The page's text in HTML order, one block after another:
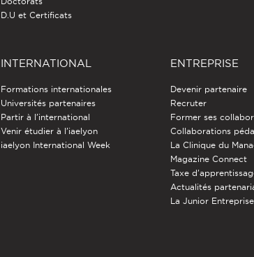
D.U et Certificats
INTERNATIONAL
Formations internationales
Universités partenaires
Partir à l'international
Venir étudier à l’iaelyon
iaelyon International Week
ENTREPRISE
Devenir partenaire
Recruter
Former ses
Collaborations
La Clinique du
Magazine Connect
Taxe
Actualités
La Junior